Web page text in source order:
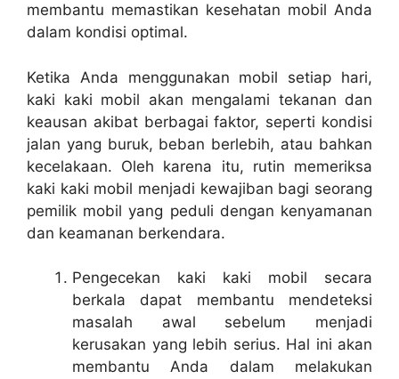
membantu memastikan kesehatan mobil Anda
dalam kondisi optimal.
Ketika Anda menggunakan mobil setiap hari,
kaki kaki mobil akan mengalami tekanan dan
keausan akibat berbagai faktor, seperti kondisi
jalan yang buruk, beban berlebih, atau bahkan
kecelakaan. Oleh karena itu, rutin memeriksa
kaki kaki mobil menjadi kewajiban bagi seorang
pemilik mobil yang peduli dengan kenyamanan
dan keamanan berkendara.
Pengecekan kaki kaki mobil secara
berkala dapat membantu mendeteksi
masalah awal sebelum menjadi
kerusakan yang lebih serius. Hal ini akan
membantu Anda dalam melakukan